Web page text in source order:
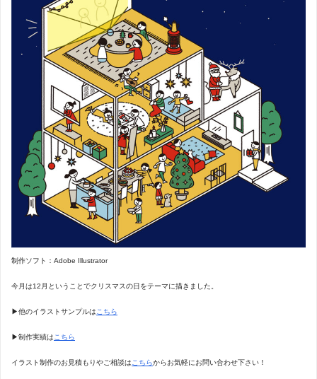
制作ソフト：Adobe Illustrator
今月は12月ということでクリスマスの日をテーマに描きました。
▶︎他のイラストサンプルは こちら
▶︎制作実績は こちら
イラスト制作のお見積もりやご相談は こちらからお気軽にお問い合わせ下さい！